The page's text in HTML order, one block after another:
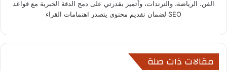
الفن، الرياضة، والترندات، وأتميز بقدرتي على دمج الدقة الخبرية مع قواعد
SEO لضمان تقديم محتوى يتصدر اهتمامات القراء
مقالات ذات صلة